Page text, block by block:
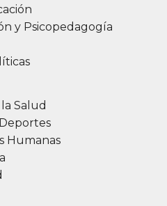
y Psicopedagogía
Salud
Humanas